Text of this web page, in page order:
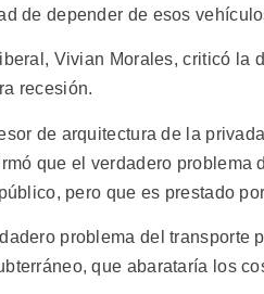
de depender de esos
Vivian Morales, criticó la
recesión.
de arquitectura de la
que el verdadero problema
pero que es prestado
problema del transporte
que abarataría los